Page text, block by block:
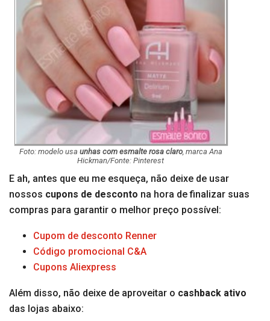
Foto: modelo usa unhas com esmalte rosa claro, marca Ana
Hickman/Fonte: Pinterest
E ah, antes que eu me esqueça, não deixe de usar
nossos cupons de desconto na hora de finalizar suas
compras para garantir o melhor preço possível:
Cupom de desconto Renner
Código promocional C&A
Cupons Aliexpress
Além disso, não deixe de aproveitar o cashback ativo
das lojas abaixo: